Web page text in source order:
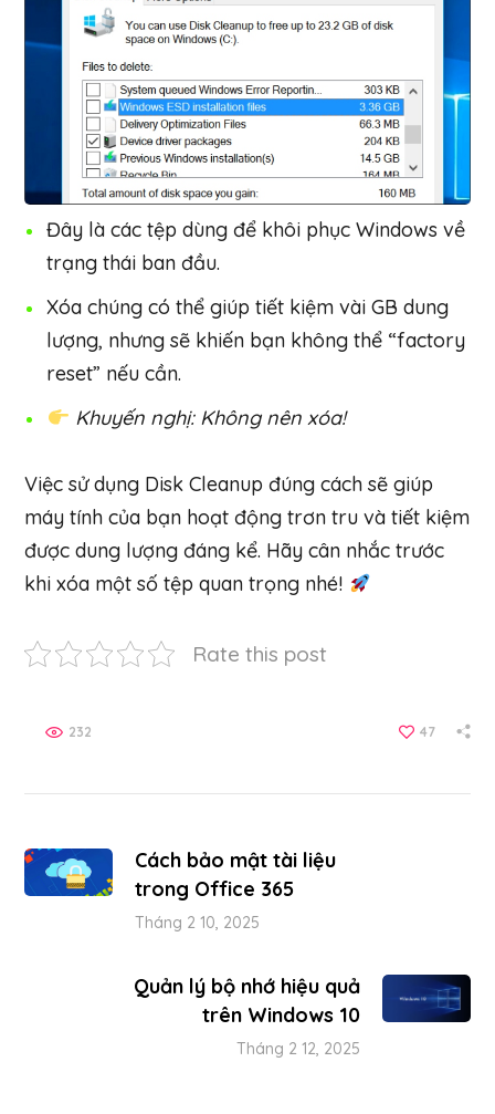
Đây là các tệp dùng để khôi phục Windows về
trạng thái ban đầu.
Xóa chúng có thể giúp tiết kiệm vài GB dung
lượng, nhưng sẽ khiến bạn không thể “factory
reset” nếu cần.
Khuyến nghị: Không nên xóa!
Việc sử dụng Disk Cleanup đúng cách sẽ giúp
máy tính của bạn hoạt động trơn tru và tiết kiệm
được dung lượng đáng kể. Hãy cân nhắc trước
khi xóa một số tệp quan trọng nhé!
Rate this post
47
232
Cách bảo mật tài liệu
trong Office 365
Tháng 2 10, 2025
Quản lý bộ nhớ hiệu quả
trên Windows 10
Tháng 2 12, 2025